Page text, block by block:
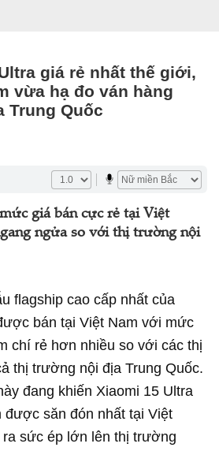
giá rẻ nhất thế giới,
vừa hạ đo ván hàng
Trung Quốc
giá bán cực rẻ tại Việt
ngửa so với thị trường nội
flagship cao cấp nhất của
bán tại Việt Nam với mức
chí rẻ hơn nhiều so với các thị
thị trường nội địa Trung Quốc.
đang khiến Xiaomi 15 Ultra
được săn đón nhất tại Việt
sức ép lớn lên thị trường